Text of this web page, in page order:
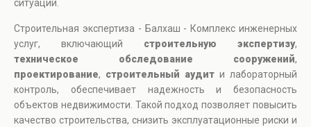
ситуаций.
Строительная экспертиза - Балхаш - Комплекс инженерных
услуг, включающий строительную экспертизу,
техническое обследование сооружений,
проектирование, строительный аудит и лабораторный
контроль, обеспечивает надежность и безопасность
объектов недвижимости. Такой подход позволяет повысить
качество строительства, снизить эксплуатационные риски и